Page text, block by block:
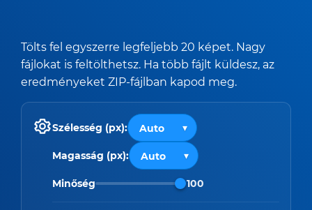
Tölts fel egyszerre legfeljebb 20 képet. Nagy
fájlokat is feltölthetsz. Ha több fájlt küldesz, az
eredményeket ZIP-fájlban kapod meg.
Szélesség (px):
Magasság (px):
Minőség 100